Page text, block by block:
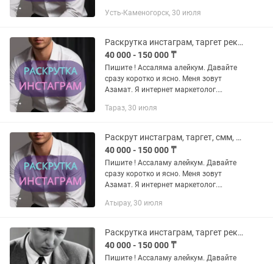
результат - честно и качественно -
Усть-Каменогорск, 30 июля
Раскрутка инстаграм, таргет реклама, смм, таргетолог, сайт, дизайн
40 000 - 150 000 ₸
Пишите ! Ассаляма алейкум. Давайте
сразу коротко и ясно. Меня зовут
Азамат. Я интернет маркетолог.
результат - честно и качественно -
Тараз, 30 июля
Раскрут инстаграм, таргет, смм, таргетолог, сайт, дизайн. ИИ видео, чат бот
40 000 - 150 000 ₸
Пишите ! Ассаламу алейкум. Давайте
сразу коротко и ясно. Меня зовут
Азамат. Я интернет маркетолог.
результат - честно и качественно -
Атырау, 30 июля
Раскрутка инстаграм, таргет реклама, смм, ТАРГЕТ, сайт, дизайн
40 000 - 150 000 ₸
Пишите ! Ассаламу алейкум. Давайте